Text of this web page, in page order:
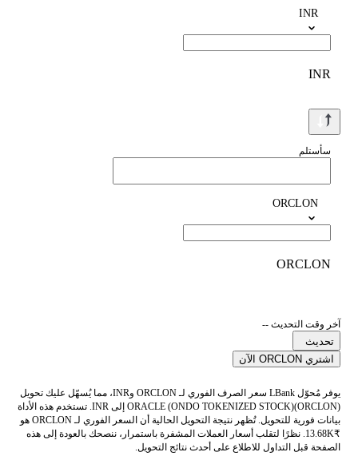
INR
INR
سأستلم
ORCLON
ORCLON
آخر وقت التحديث --
تحديث
اشتري ORCLON الآن
يوفر مُحوّل LBank سعر الصرف الفوري لـ ORCLON وINR، مما يُسهّل عليك تحويل
ORACLE (ONDO TOKENIZED STOCK)(ORCLON) إلى INR. تستخدم هذه الأداة
بيانات فورية للتحويل. تُظهر نتيجة التحويل الحالية أن السعر الفوري لـ ORCLON هو
₹13.68K. نظرًا لتقلب أسعار العملات المشفرة باستمرار، ننصحك بالعودة إلى هذه
الصفحة قبل التداول للاطلاع على أحدث نتائج التحويل.